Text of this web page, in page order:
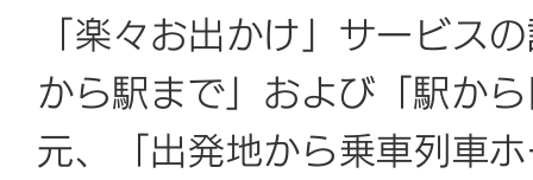
「楽々お出かけ」サービス
から駅まで」および「駅か
元、「出発地から乗車列車